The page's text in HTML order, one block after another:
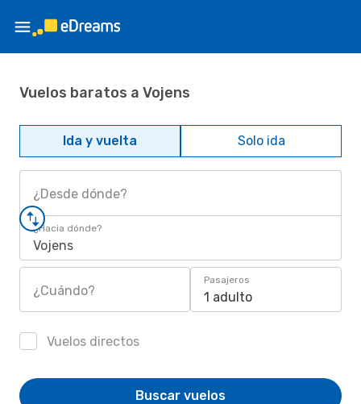
Vuelos baratos a Vojens
Ida y vuelta Solo ida
¿Desde dónde?
¿Hacia dónde?
Vojens
¿Cuándo?
Pasajeros
1 adulto
Vuelos directos
Buscar vuelos